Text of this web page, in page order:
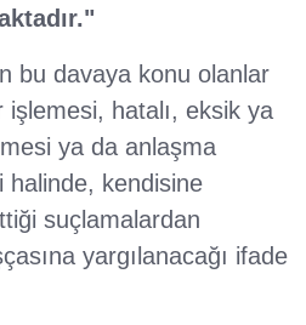
bu davaya konu olanlar
işlemesi, hatalı, eksik ya
ya da anlaşma
halinde, kendisine
suçlamalardan
yargılanacağı ifade